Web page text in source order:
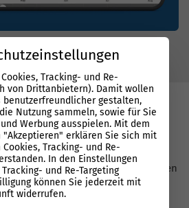
System
Google
Suite arbeiten unsere SEO-Experten
priorisieren technische,
Maßnahmen nach Daten und
Tracking- und Re-
von Drittanbietern). Damit wollen
benutzerfreundlicher gestalten,
Nutzung sammeln, sowie für Sie
Werbung ausspielen. Mit dem
erklären Sie sich mit
Tracking- und Re-
In den Einstellungen
und Re-Targeting
können Sie jederzeit mit
widerrufen.